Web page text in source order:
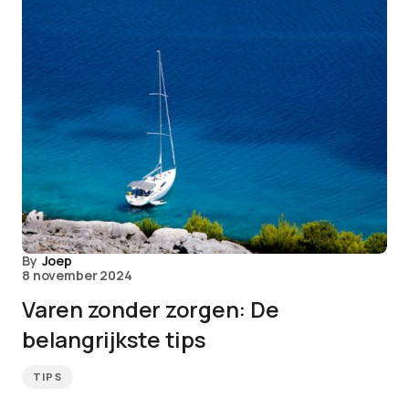
By Joep
8 november 2024
Varen zonder zorgen: De
belangrijkste tips
TIPS